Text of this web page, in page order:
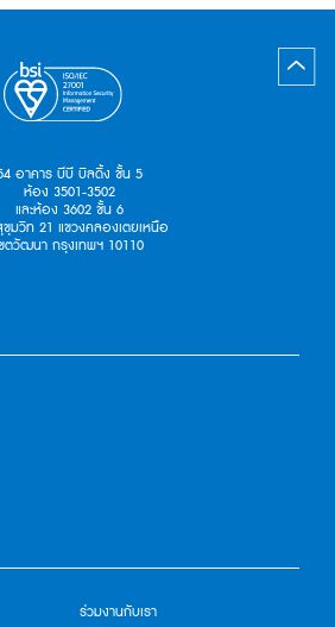
อาคาร บีบี บิลดิ้ง ชั้น 5
ห้อง 3501-3502
และห้อง 3602 ชั้น 6
มวิท 21 แขวงคลองเตยเหนือ
ตวัฒนา กรุงเทพฯ 10110
ร่วมงานกับเรา